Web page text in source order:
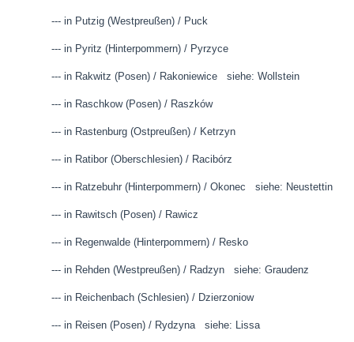
--- in Putzig (Westpreußen) / Puck
--- in Pyritz (Hinterpommern) / Pyrzyce
--- in Rakwitz (Posen) / Rakoniewice siehe: Wollstein
--- in Raschkow (Posen) / Raszków
--- in Rastenburg (Ostpreußen) / Ketrzyn
--- in Ratibor (Oberschlesien) / Racibórz
--- in Ratzebuhr (Hinterpommern) / Okonec siehe: Neustettin
--- in Rawitsch (Posen) / Rawicz
--- in Regenwalde (Hinterpommern) / Resko
--- in Rehden (Westpreußen) / Radzyn siehe: Graudenz
--- in Reichenbach (Schlesien) / Dzierzoniow
--- in Reisen (Posen) / Rydzyna siehe: Lissa